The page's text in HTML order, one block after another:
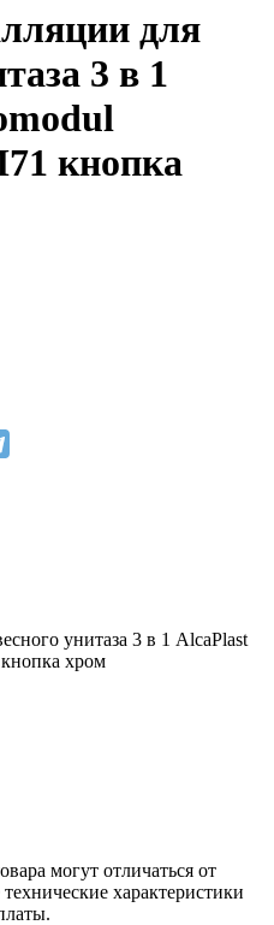
для
3 в 1
кнопка
унитаза 3 в 1 AlcaPlast
хром
могут отличаться от
характеристики